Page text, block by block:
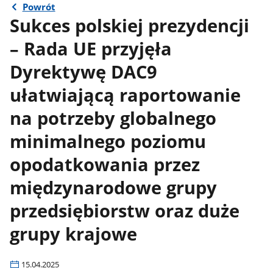
Powrót
Sukces polskiej prezydencji
– Rada UE przyjęła
Dyrektywę DAC9
ułatwiającą raportowanie
na potrzeby globalnego
minimalnego poziomu
opodatkowania przez
międzynarodowe grupy
przedsiębiorstw oraz duże
grupy krajowe
15.04.2025